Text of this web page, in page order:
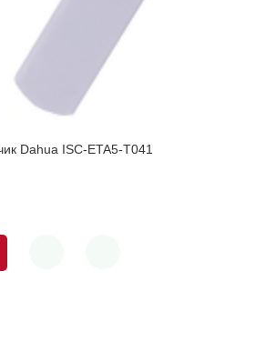
Dahua ISC-ETA5-T041